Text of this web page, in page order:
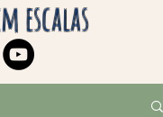
escalas